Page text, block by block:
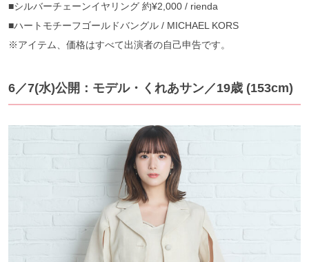
■シルバーチェーンイヤリング 約¥2,000 / rienda
■ハートモチーフゴールドバングル / MICHAEL KORS
※アイテム、価格はすべて出演者の自己申告です。
6／7(水)公開：モデル・くれあサン／19歳 (153cm)